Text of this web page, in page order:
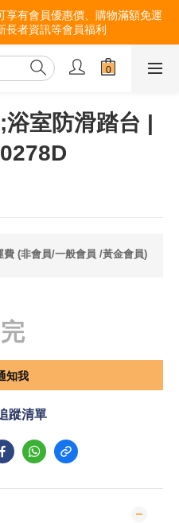
享有會員優惠價、購物滿額免運
長者資訊等會員福利
室防滑踏台 |
(非會員/一般會員 /黃金會員)
知我
蹤清單